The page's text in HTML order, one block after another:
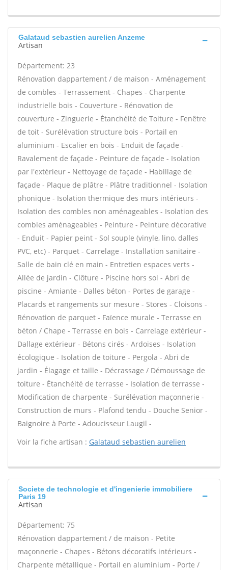
Galataud sebastien aurelien Anzeme
Artisan
Département: 23
Rénovation dappartement / de maison - Aménagement
de combles - Terrassement - Chapes - Charpente
industrielle bois - Couverture - Rénovation de
couverture - Zinguerie - Étanchéité de Toiture - Fenêtre
de toit - Surélévation structure bois - Portail en
aluminium - Escalier en bois - Enduit de façade -
Ravalement de façade - Peinture de façade - Isolation
par l'extérieur - Nettoyage de façade - Habillage de
façade - Plaque de plâtre - Plâtre traditionnel - Isolation
phonique - Isolation thermique des murs intérieurs -
Isolation des combles non aménageables - Isolation des
combles aménageables - Peinture - Peinture décorative
- Enduit - Papier peint - Sol souple (vinyle, lino, dalles
PVC, etc) - Parquet - Carrelage - Installation sanitaire -
Salle de bain clé en main - Entretien espaces verts -
Allée de jardin - Clôture - Piscine hors sol - Abri de
piscine - Amiante - Dalles béton - Portes de garage -
Placards et rangements sur mesure - Stores - Cloisons -
Rénovation de parquet - Faïence murale - Terrasse en
béton / Chape - Terrasse en bois - Carrelage extérieur -
Dallage extérieur - Bétons cirés - Ardoises - Isolation
écologique - Isolation de toiture - Pergola - Abri de
jardin - Élagage et taille - Décrassage / Démoussage de
toiture - Étanchéité de terrasse - Isolation de terrasse -
Modification de charpente - Surélévation maçonnerie -
Construction de murs - Plafond tendu - Douche Senior -
Baignoire à Porte - Adoucisseur Laugil -
Voir la fiche artisan : Galataud sebastien aurelien
Societe de technologie et d'ingenierie immobiliere
Paris 19
Artisan
Département: 75
Rénovation dappartement / de maison - Petite
maçonnerie - Chapes - Bétons décoratifs intérieurs -
Charpente métallique - Portail en aluminium - Porte /